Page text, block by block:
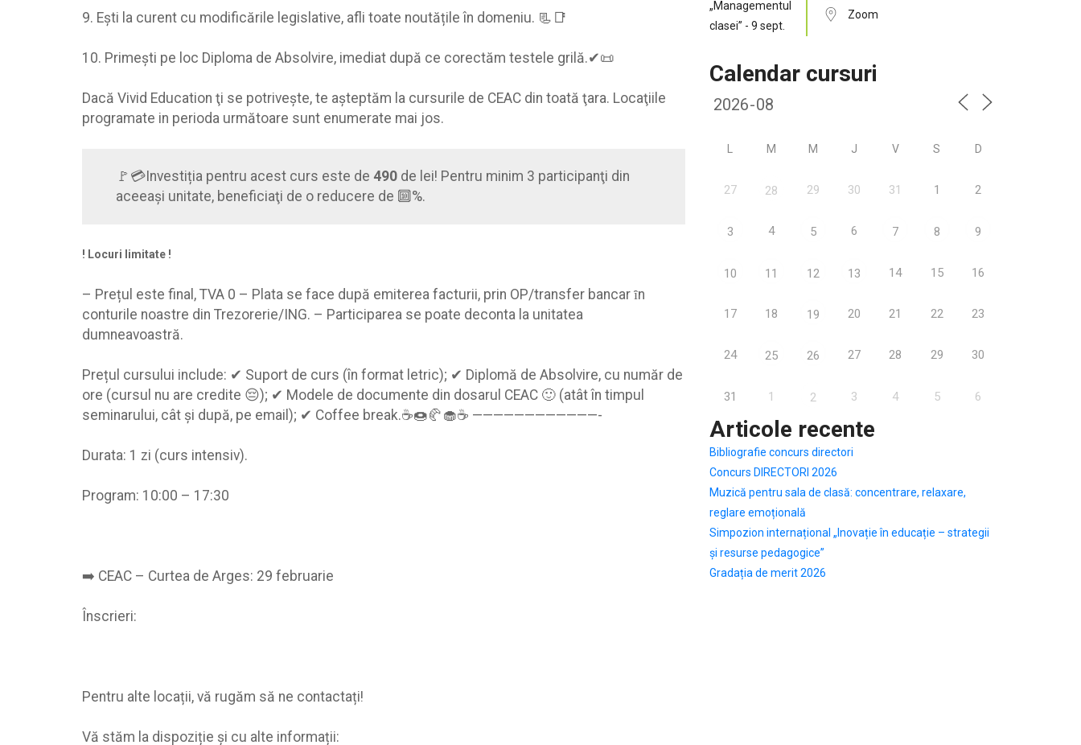
9. Eşti la curent cu modificările legislative, afli toate noutățile în domeniu. 📃📑
10. Primeşti pe loc Diploma de Absolvire, imediat după ce corectăm testele grilă.✔📜
Dacă Vivid Education ţi se potrivește, te aşteptăm la cursurile de CEAC din toată ţara. Locaţiile
programate in perioda următoare sunt enumerate mai jos.
🚩💳Investiția pentru acest curs este de 490de lei! Pentru minim 3 participanţi din
aceeaşi unitate, beneficiaţi de o reducere de 🔟%.
! Locuri limitate !
– Prețul este final, TVA 0 – Plata se face după emiterea facturii, prin OP/transfer bancar ȋn
conturile noastre din Trezorerie/ING. – Participarea se poate deconta la unitatea
dumneavoastră.
Prețul cursului include: ✔ Suport de curs (în format letric); ✔ Diplomă de Absolvire, cu număr de
ore (cursul nu are credite 😔); ✔ Modele de documente din dosarul CEAC 🙂 (atât în timpul
seminarului, cât şi după, pe email); ✔ Coffee break.☕🍩🥐🧁☕ ————————————-
Durata: 1 zi (curs intensiv).
Program: 10:00 – 17:30
➡️ CEAC – Curtea de Arges: 29 februarie
Înscrieri:
Pentru alte locații, vă rugăm să ne contactați!
Vă stăm la dispoziție şi cu alte informații:
Zoom
Calendar cursuri
M M J V S D
27 28 29 30 31 1 2
3 4 5 6 7 8 9
10 11 12 13 14 15 16
17 18 19 20 21 22 23
24 25 26 27 28 29 30
31 1 2 3 4 5 6
Articole recente
Bibliografie concurs directori
Concurs DIRECTORI 2026
Muzică pentru sala de clasă: concentrare, relaxare,
reglare emoțională
Simpozion internațional „Inovație în educație – strategii
și resurse pedagogice”
Gradația de merit 2026